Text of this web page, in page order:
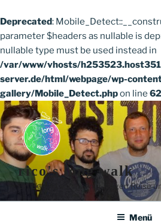
Deprecated:
parameter $headers as nullable is
nullable type must be used instead in
/var/www/vhosts/
server.de/html/webpage/wp-
gallery/Mobile_Detect.phpon line
Zum
Inhalt
springen
rico's long walk
Ein Bericht von meiner langen Reise
Menü